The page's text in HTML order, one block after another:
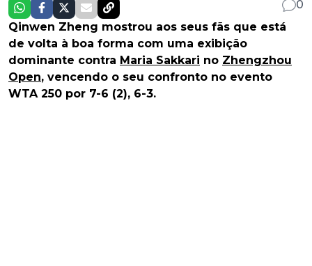
0
Qinwen Zheng mostrou aos seus fãs que está
de volta à boa forma com uma exibição
dominante contra Maria Sakkari no Zhengzhou
Open, vencendo o seu confronto no evento
WTA 250 por 7-6 (2), 6-3.